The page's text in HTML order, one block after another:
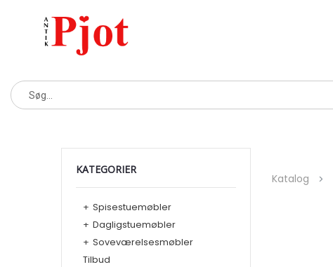
Katalog
KATEGORIER
+ Spisestuemøbler
+ Dagligstuemøbler
+ Soveværelsesmøbler
Tilbud